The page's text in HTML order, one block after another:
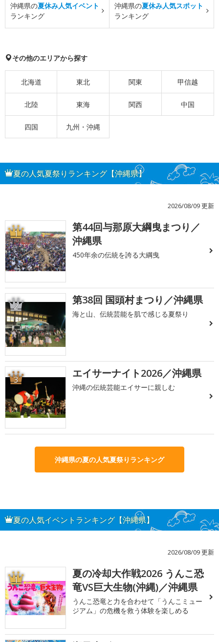
沖縄県の夏休み人気イベント
ランキング
沖縄県の夏休み人気スポット
ランキング
その他のエリアから探す
北海道 東北 関東 甲信越
北陸 東海 関西 中国
四国 九州・沖縄
夏の人気夏祭りランキング【沖縄県】
2026/08/09 更新
1
第44回与那原大綱曳まつり／
沖縄県
450年余の伝統を誇る大綱曳
2 第38回 国頭村まつり／沖縄県
海と山、伝統芸能を肌で感じる夏祭り
3 エイサーナイト2026／沖縄県
沖縄の伝統芸能エイサーに親しむ
沖縄県の夏の人気夏祭りランキング
夏の人気イベントランキング【沖縄県】
2026/08/09 更新
1
夏の冷却大作戦2026 うんこ恐
竜VS巨大生物(沖縄)／沖縄県
うんこ恐竜と力を合わせて「うんこミュー
ジアム」の危機を救う体験を楽しめる